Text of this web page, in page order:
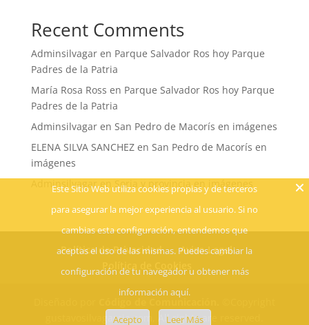
Recent Comments
Adminsilvagaren Parque Salvador Ros hoy Parque
Padres de la Patria
María Rosa Ross en Parque Salvador Ros hoy Parque
Padres de la Patria
Adminsilvagaren San Pedro de Macorís en imágenes
ELENA SILVA SANCHEZen San Pedro de Macorís en
imágenes
Adminsilvagaren Soria y provincia en imágenes
Política de Privacidad
Aviso Legal
Política de Cookies
gustavosilvagarcia.com, All rights are reserved.
Este Sitio Web utiliza cookies propias y de terceros
para asegurar la mejor experiencia al usuario. Si no
cambias esta configuración, entendemos que
aceptas el uso de las mismas. Puedes cambiar la
configuración de tu navegador u obtener más
información aquí.
Acepto Leer Más